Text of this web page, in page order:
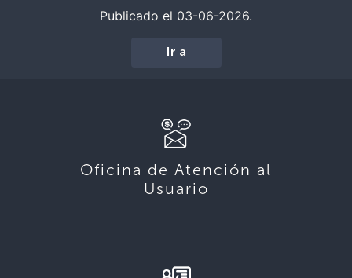
Publicado el 03-06-2026.
Ir a
Oficina de Atención al
Usuario